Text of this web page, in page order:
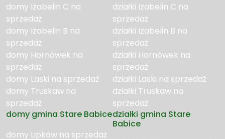
domy Izabelin C na
sprzedaż
domy Izabelin B na
sprzedaż
domy Hornówek na
sprzedaż
domy Laski na sprzedaż
domy Truskaw na
sprzedaż
działki Izabelin C na
sprzedaż
działki Izabelin B na
sprzedaż
działki Hornówek na
sprzedaż
działki Laski na sprzedaż
działki Truskaw na
sprzedaż
domy gmina Stare Babice
domy Lipków na sprzedaż
działki gmina Stare
Babice